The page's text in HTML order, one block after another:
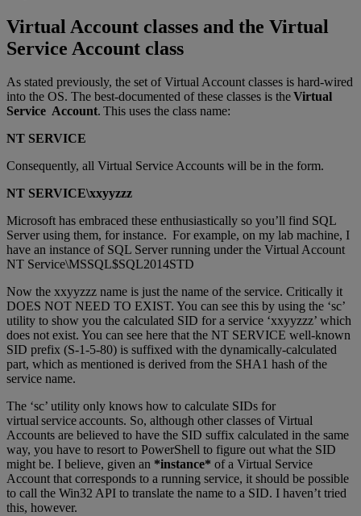
Virtual Account classes and the Virtual
Service Account class
As stated previously, the set of Virtual Account classes is hard-wired
into the OS. The best-documented of these classes is theVirtual
Service Account. This uses the class name:
NT SERVICE
Consequently, all Virtual Service Accounts will be in the form.
NT SERVICE\xxyyzzz
Microsoft has embraced these enthusiastically so you’ll find SQL
Server using them, for instance. For example, on my lab machine, I
have an instance of SQL Server running under the Virtual Account
NT Service\MSSQL$SQL2014STD
Now the xxyyzzz name is just the name of the service. Critically it
DOES NOT NEED TO EXIST. You can see this by using the ‘sc’
utility to show you the calculated SID for a service ‘xxyyzzz’ which
does not exist. You can see here that the NT SERVICE well-known
SID prefix (S-1-5-80) is suffixed with the dynamically-calculated
part, which as mentioned is derived from the SHA1 hash of the
service name.
The ‘sc’ utility only knows how to calculate SIDs for
virtual service accounts. So, although other classes of Virtual
Accounts are believed to have the SID suffix calculated in the same
way, you have to resort to PowerShell to figure out what the SID
might be. I believe, given an *instance* of a Virtual Service
Account that corresponds to a running service, it should be possible
to call the Win32 API to translate the name to a SID. I haven’t tried
this, however.